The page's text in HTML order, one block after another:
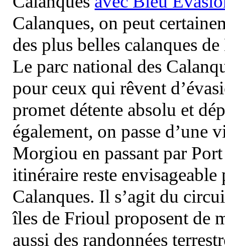
Calanques, on peut
des plus belles calanques
Le parc national des
pour ceux qui rêvent
promet détente absolu et
également, on passe d’une
Morgiou en passant par
itinéraire reste
Calanques. Il s’agit du
îles de Frioul proposent de
aussi des randonnées